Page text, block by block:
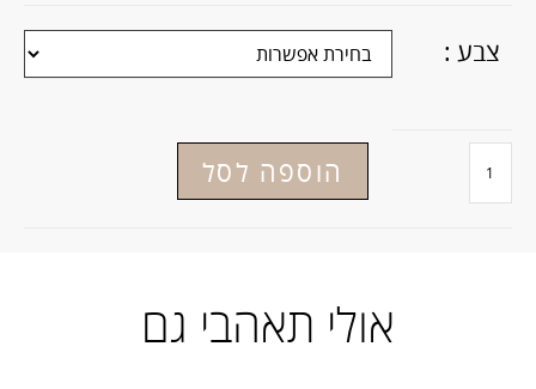
צבע :
הוספה לסל
אולי תאהבי גם